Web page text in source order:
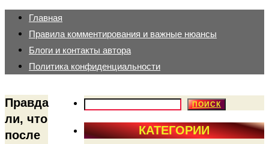
Перейти
содержимому
Главная
Правила комментирования и важные нюансы
Блоги и контакты автора
Политика конфиденциальности
Правда
ли, что
после
ПОИСК
КАТЕГОРИИ